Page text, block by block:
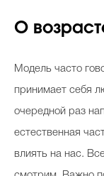
О
Модель часто
принимает себя
очередной раз
естественная
влиять на нас.